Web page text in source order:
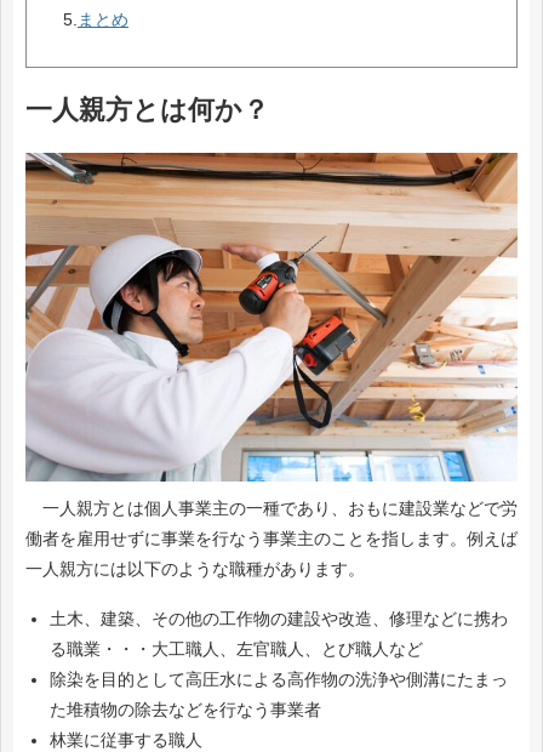
5. まとめ
一人親方とは何か？
一人親方とは個人事業主の一種であり、おもに建設業などで労
働者を雇用せずに事業を行なう事業主のことを指します。例えば
一人親方には以下のような職種があります。
土木、建築、その他の工作物の建設や改造、修理などに携わ
る職業・・・大工職人、左官職人、とび職人など
除染を目的として高圧水による高作物の洗浄や側溝にたまっ
た堆積物の除去などを行なう事業者
林業に従事する職人